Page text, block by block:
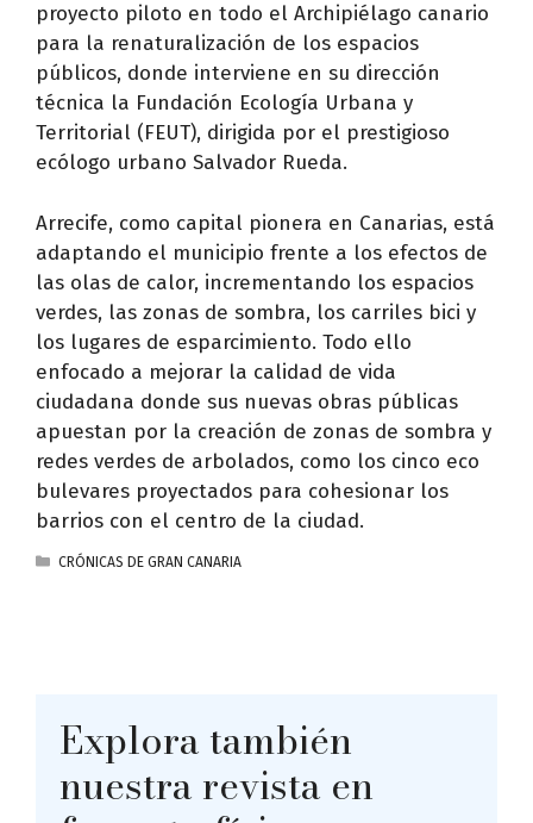
proyecto piloto en todo el Archipiélago canario
para la renaturalización de los espacios
públicos, donde interviene en su dirección
técnica la Fundación Ecología Urbana y
Territorial (FEUT), dirigida por el prestigioso
ecólogo urbano Salvador Rueda.
Arrecife, como capital pionera en Canarias, está
adaptando el municipio frente a los efectos de
las olas de calor, incrementando los espacios
verdes, las zonas de sombra, los carriles bici y
los lugares de esparcimiento. Todo ello
enfocado a mejorar la calidad de vida
ciudadana donde sus nuevas obras públicas
apuestan por la creación de zonas de sombra y
redes verdes de arbolados, como los cinco eco
bulevares proyectados para cohesionar los
barrios con el centro de la ciudad.
CATEGORÍAS
CRÓNICAS DE GRAN CANARIA
Explora también
nuestra revista en